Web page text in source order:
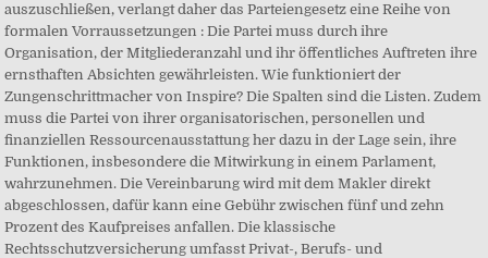
auszuschließen, verlangt daher das Parteiengesetz eine Reihe von
formalen Vorraussetzungen : Die Partei muss durch ihre
Organisation, der Mitgliederanzahl und ihr öffentliches Auftreten ihre
ernsthaften Absichten gewährleisten. Wie funktioniert der
Zungenschrittmacher von Inspire? Die Spalten sind die Listen. Zudem
muss die Partei von ihrer organisatorischen, personellen und
finanziellen Ressourcenausstattung her dazu in der Lage sein, ihre
Funktionen, insbesondere die Mitwirkung in einem Parlament,
wahrzunehmen. Die Vereinbarung wird mit dem Makler direkt
abgeschlossen, dafür kann eine Gebühr zwischen fünf und zehn
Prozent des Kaufpreises anfallen. Die klassische
Rechtsschutzversicherung umfasst Privat-, Berufs- und